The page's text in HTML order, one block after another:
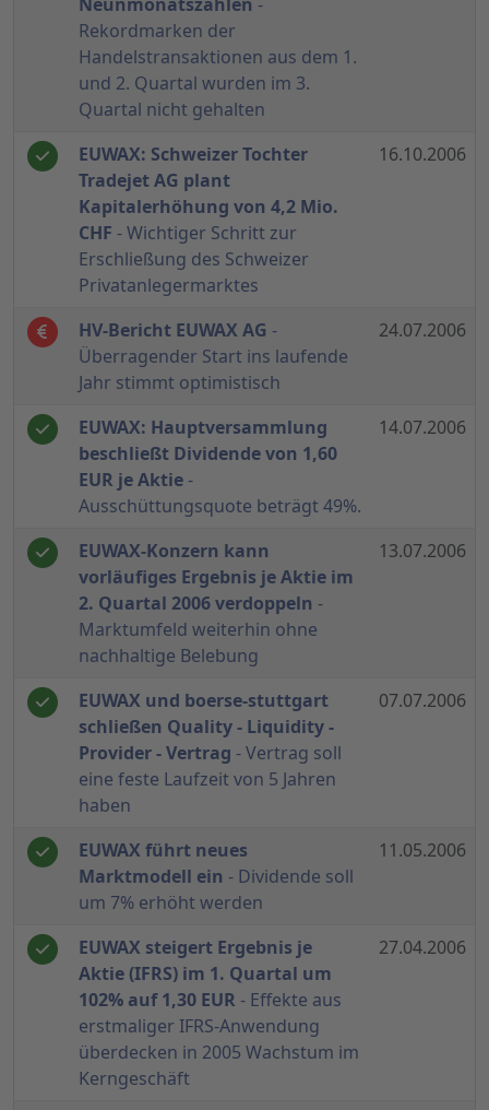
Rekordmarken der
Handelstransaktionen aus dem 1.
und 2. Quartal wurden im 3.
Quartal nicht gehalten
EUWAX: Schweizer Tochter
Tradejet AG plant
Kapitalerhöhung von 4,2 Mio.
CHF - Wichtiger Schritt zur
Erschließung des Schweizer
Privatanlegermarktes
16.10.2006
HV-Bericht EUWAX AG -
Überragender Start ins laufende
Jahr stimmt optimistisch
24.07.2006
EUWAX: Hauptversammlung
beschließt Dividende von 1,60
EUR je Aktie-
Ausschüttungsquote beträgt 49%.
14.07.2006
EUWAX-Konzern kann
vorläufiges Ergebnis je Aktie im
2. Quartal 2006 verdoppeln -
Marktumfeld weiterhin ohne
nachhaltige Belebung
13.07.2006
EUWAX und boerse-stuttgart
schließen Quality - Liquidity -
Provider - Vertrag - Vertrag soll
eine feste Laufzeit von 5 Jahren
haben
07.07.2006
EUWAX führt neues
Marktmodell ein - Dividende soll
um 7% erhöht werden
11.05.2006
EUWAX steigert Ergebnis je
Aktie (IFRS) im 1. Quartal um
102% auf 1,30 EUR - Effekte aus
erstmaliger IFRS-Anwendung
überdecken in 2005 Wachstum im
Kerngeschäft
27.04.2006